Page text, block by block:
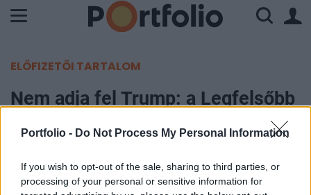
Portfolio - Do Not Process My Personal Information
If you wish to opt-out of the sale, sharing to third parties, or
processing of your personal or sensitive information for
ELŐFIZETŐI TARTALOM
Nem adja fel Trump: a Legfelsőbb
választásból való kizárás ellen
MTI